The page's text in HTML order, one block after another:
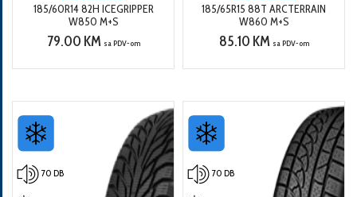
185/60R14 82H ICEGRIPPER
W850 M+S
79.00 KM sa PDV-om
185/65R15 88T ARCTERRAIN
W860 M+S
85.10 KM sa PDV-om
70 DB 70 DB